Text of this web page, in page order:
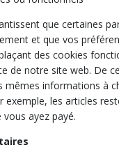
que certaines
et que vos
des cookies
de notre site web. De
mêmes informations à
exemple, les articles
vous ayez payé.